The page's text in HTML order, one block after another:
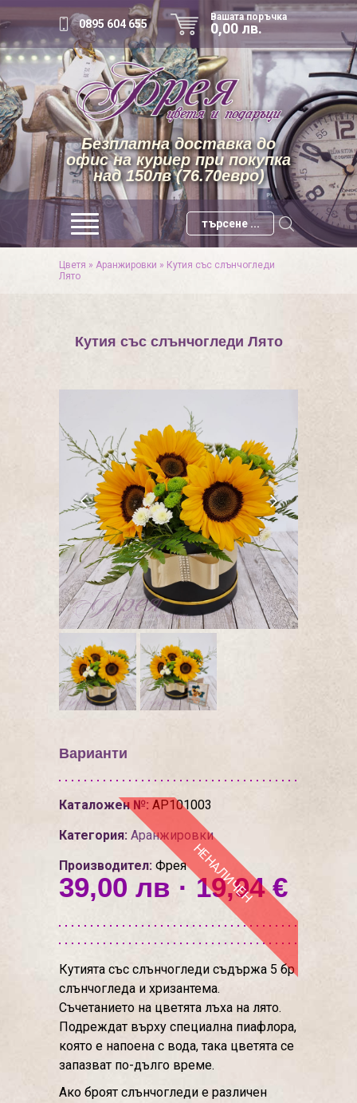
0895 604 655
Вашата поръчка
0,00 лв.
Безплатна доставка до
офис на куриер при покупка
над 150лв (76.70евро)
Цветя » Аранжировки » Кутия със слънчогледи
Лято
Кутия със слънчогледи Лято
Варианти
Каталожен №: АР101003
Категория: Аранжировки
Производител: Фрея
39,00 лв · 19,94 €
НЕНАЛИЧЕН
Кутията със слънчогледи съдържа 5 бр
слънчогледа и хризантема.
Съчетанието на цветята лъха на лято.
Подреждат върху специална пиафлора,
която е напоена с вода, така цветята се
запазват по-дълго време.
Ако броят слънчогледи е различен